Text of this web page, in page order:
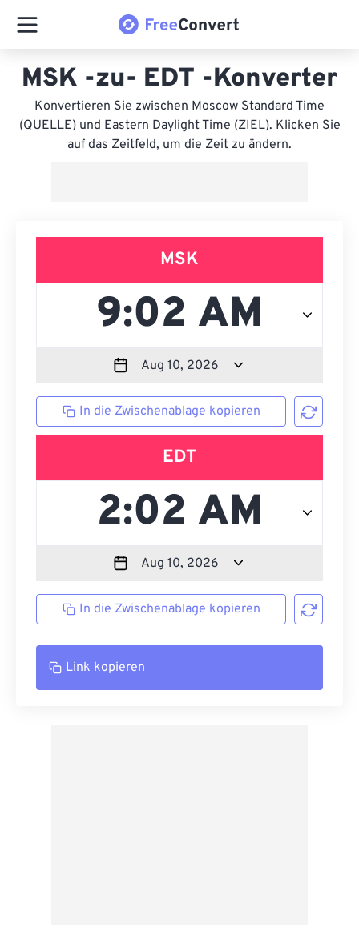
MSK -zu- EDT -Konverter
Konvertieren Sie zwischen Moscow Standard Time
(QUELLE) und Eastern Daylight Time (ZIEL). Klicken Sie
auf das Zeitfeld, um die Zeit zu ändern.
MSK
In die Zwischenablage kopieren
EDT
In die Zwischenablage kopieren
Link kopieren